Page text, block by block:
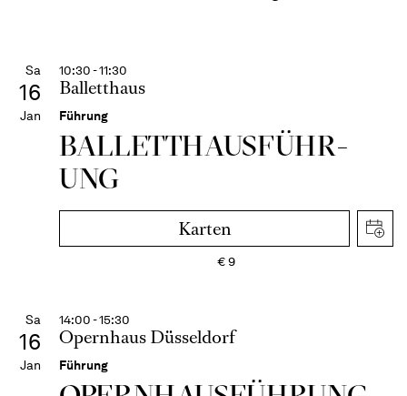
Sa
16
Jan
10:30 - 11:30
Balletthaus
Führung
BALLETT­HAUS­FÜHR­
UNG
Karten
€9
Sa
16
Jan
14:00 - 15:30
Opernhaus Düsseldorf
Führung